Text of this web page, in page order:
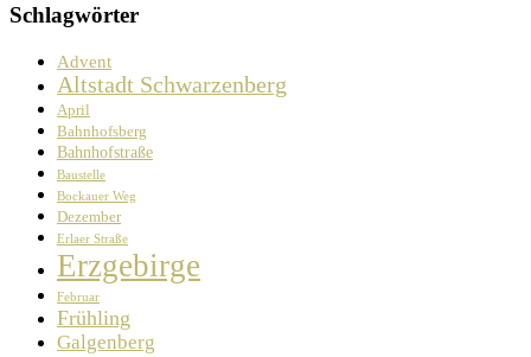
Schlagwörter
Advent
Altstadt Schwarzenberg
April
Bahnhofsberg
Bahnhofstraße
Baustelle
Bockauer Weg
Dezember
Erlaer Straße
Erzgebirge
Februar
Frühling
Galgenberg